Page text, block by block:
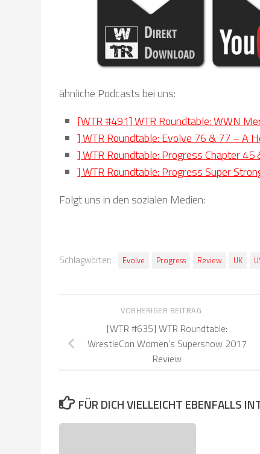
ähnliche Podcasts bei uns:
[WTR #491] WTR Roundtable: WWN
] WTR Roundtable: Evolve 76 & 77 – A
] WTR Roundtable: Progress Chapter 45
] WTR Roundtable: Progress Super
Folgt uns in den sozialen Medien:
Schlagwörter: Evolve Progress Review UK
VORHERIGER BEITRAG
[WTR #635] WTR Roundtable:
WrestleCon Women’s Supershow 2017
Review
FÜR DICH VIELLEICHT EBENFALLS